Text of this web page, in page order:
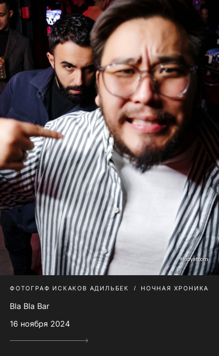
ФОТОГРАФ ИСКАКОВ АДИЛЬБЕК НОЧНАЯ ХРОНИКА
Bla Bla Bar
16 ноября 2024